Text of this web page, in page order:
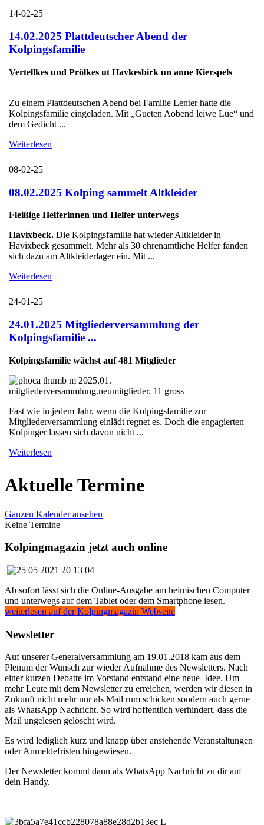
14-02-25
14.02.2025 Plattdeutscher Abend der
Kolpingsfamilie
Vertellkes und Prölkes ut Havkesbirk un anne Kierspels
Zu einem Plattdeutschen Abend bei Familie Lenter hatte die
Kolpingsfamilie eingeladen. Mit „Gueten Aobend leiwe Lue“ und
dem Gedicht ...
Weiterlesen
08-02-25
08.02.2025 Kolping sammelt Altkleider
Fleißige Helferinnen und Helfer unterwegs
Havixbeck. Die Kolpingsfamilie hat wieder Altkleider in
Havixbeck gesammelt. Mehr als 30 ehrenamtliche Helfer fanden
sich dazu am Altkleiderlager ein. Mit ...
Weiterlesen
24-01-25
24.01.2025 Mitgliederversammlung der
Kolpingsfamilie ...
Kolpingsfamilie wächst auf 481 Mitglieder
Fast wie in jedem Jahr, wenn die Kolpingsfamilie zur
Mitgliederversammlung einlädt regnet es. Doch die engagierten
Kolpinger lassen sich davon nicht ...
Weiterlesen
Aktuelle Termine
Ganzen Kalender ansehen
Keine Termine
Kolpingmagazin jetzt auch online
Ab sofort lässt sich die Online-Ausgabe am heimischen Computer
und unterwegs auf dem Tablet oder dem Smartphone lesen.
weiterlesen auf der Kolpingmagazin Webseite
Newsletter
Auf unserer Generalversammlung am 19.01.2018 kam aus dem
Plenum der Wunsch zur wieder Aufnahme des Newsletters. Nach
einer kurzen Debatte im Vorstand entstand eine neue Idee. Um
mehr Leute mit dem Newsletter zu erreichen, werden wir diesen in
Zukunft nicht mehr nur als Mail rum schicken sondern auch gerne
als WhatsApp Nachricht. So wird hoffentlich verhindert, dass die
Mail ungelesen gelöscht wird.
Es wird lediglich kurz und knapp über anstehende Veranstaltungen
oder Anmeldefristen hingewiesen.
Der Newsletter kommt dann als WhatsApp Nachricht zu dir auf
dein Handy.